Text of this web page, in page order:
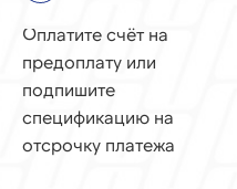
Оплатите счёт на
предоплату или
подпишите
спецификацию на
отсрочку платежа